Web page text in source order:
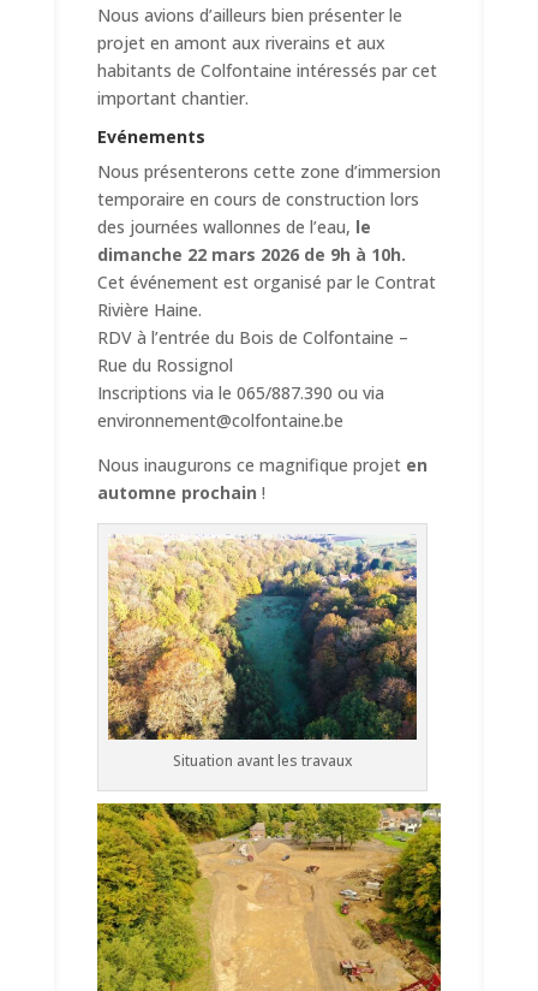
Nous avions d’ailleurs bien présenter le
projet en amont aux riverains et aux
habitants de Colfontaine intéressés par cet
important chantier.
Evénements
Nous présenterons cette zone d’immersion
temporaire en cours de construction lors
des journées wallonnes de l’eau, le
dimanche 22 mars 2026 de 9h à 10h.
Cet événement est organisé par le Contrat
Rivière Haine.
RDV à l’entrée du Bois de Colfontaine –
Rue du Rossignol
Inscriptions via le 065/887.390 ou via
environnement@colfontaine.be
Nous inaugurons ce magnifique projet en
automne prochain !
Situation avant les travaux